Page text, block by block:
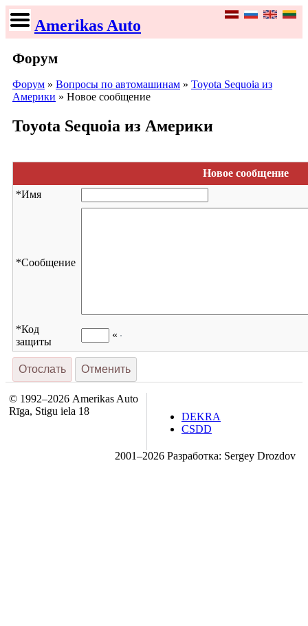
Amerikas Auto
Форум
Форум » Вопросы по автомашинам » Toyota Sequoia из
Америки » Новое сообщение
Toyota Sequoia из Америки
Новое сообщение
*Имя
*Сообщение
*Код
защиты
«
© 1992–2026 Amerikas Auto
Rīga, Stigu iela 18
DEKRA
CSDD
2001–2026 Разработка: Sergey Drozdov